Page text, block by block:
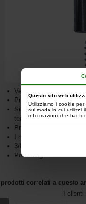
Questo sito web
Utilizziamo i cookie
sul modo in cui utilizzi
informazioni che hai
Versione P1 Stainless
Progettato e fabbricato
Sistema di magneti a
tempesta e buzz bar
Progettato per molti usi
I morsetti Solar Pozi-
3/8" filettatura BSF
Peso: 30g
I prodotti correlati a questo
I